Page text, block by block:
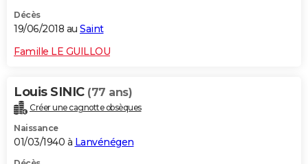
Décès
19/06/2018 au Saint
Famille LE GUILLOU
Louis SINIC (77 ans)
Créer une cagnotte obsèques
Naissance
01/03/1940 à Lanvénégen